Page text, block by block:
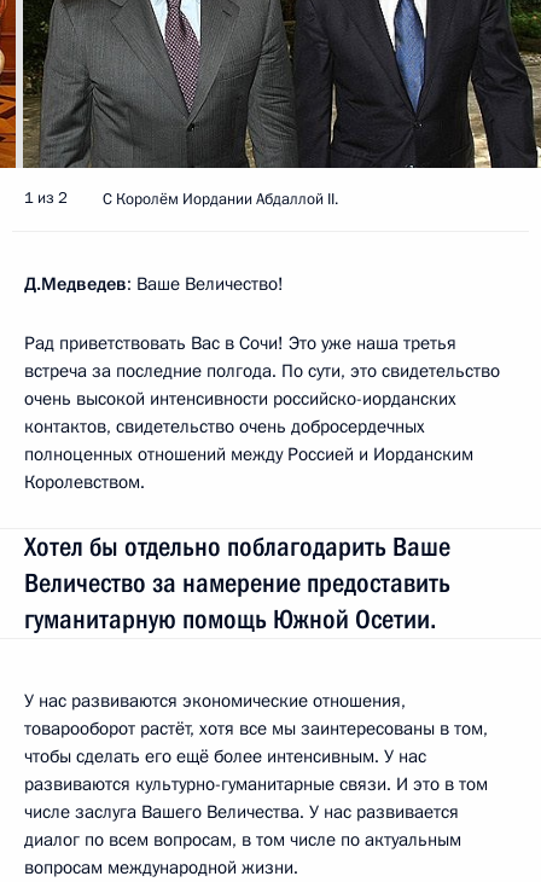
1 из 2 С Королём Иордании Абдаллой II.
Д.Медведев: Ваше Величество!
Рад приветствовать Вас в Сочи! Это уже наша третья
встреча за последние полгода. По сути, это свидетельство
очень высокой интенсивности российско-иорданских
контактов, свидетельство очень добросердечных
полноценных отношений между Россией и Иорданским
Королевством.
Хотел бы отдельно поблагодарить Ваше
Величество за намерение предоставить
гуманитарную помощь Южной Осетии.
У нас развиваются экономические отношения,
товарооборот растёт, хотя все мы заинтересованы в том,
чтобы сделать его ещё более интенсивным. У нас
развиваются культурно-гуманитарные связи. И это в том
числе заслуга Вашего Величества. У нас развивается
диалог по всем вопросам, в том числе по актуальным
вопросам международной жизни.